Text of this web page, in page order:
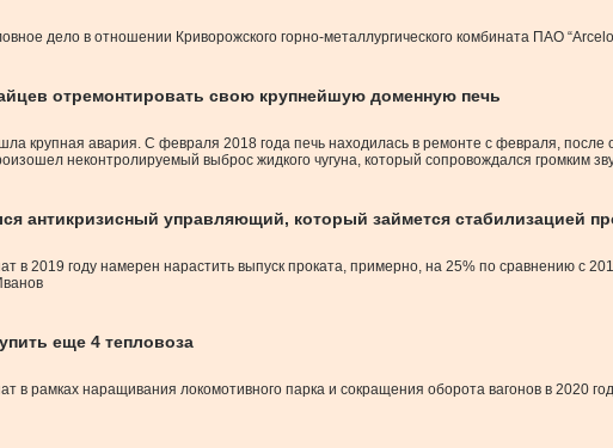
дело в отношении Криворожского горно-металлургического комбината ПАО
отремонтировать свою крупнейшую доменную печь
крупная авария. С февраля 2018 года печь находилась в ремонте с февраля, после
неконтролируемый выброс жидкого чугуна, который сопровождался громким
антикризисный управляющий, который займется стабилизацией
в 2019 году намерен нарастить выпуск проката, примерно, на 25% по сравнению
еще 4 тепловоза
в рамках наращивания локомотивного парка и сокращения оборота вагонов в